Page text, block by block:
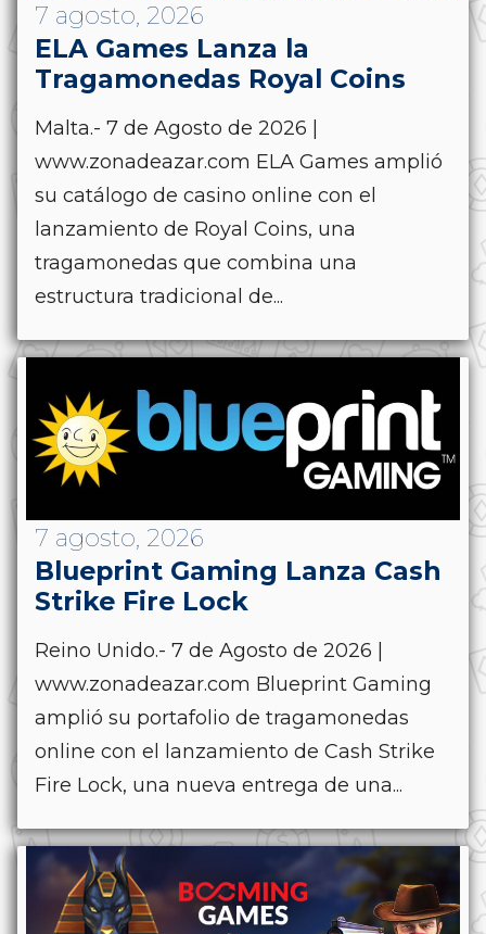
7 agosto, 2026
ELA Games Lanza la
Tragamonedas Royal Coins
Malta.- 7 de Agosto de 2026 |
www.zonadeazar.com ELA Games amplió
su catálogo de casino online con el
lanzamiento de Royal Coins, una
tragamonedas que combina una
estructura tradicional de...
7 agosto, 2026
Blueprint Gaming Lanza Cash
Strike Fire Lock
Reino Unido.- 7 de Agosto de 2026 |
www.zonadeazar.com Blueprint Gaming
amplió su portafolio de tragamonedas
online con el lanzamiento de Cash Strike
Fire Lock, una nueva entrega de una...